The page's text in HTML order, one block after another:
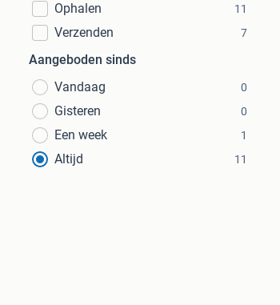
Ophalen
11
Verzenden 7
Aangeboden sinds
Vandaag
0
Gisteren 0
Een week 1
Altijd 11